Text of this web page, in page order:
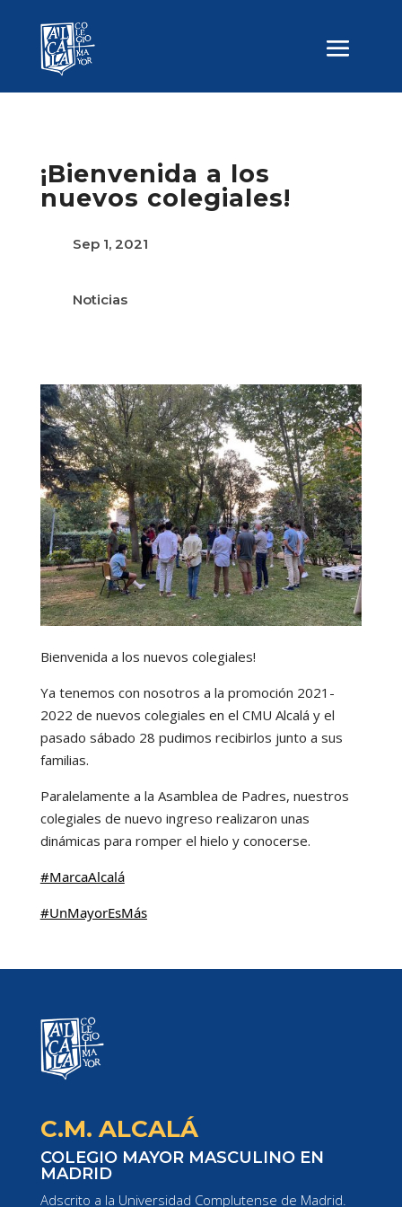
¡Bienvenida a los
nuevos colegiales!
Sep 1, 2021
Noticias
Bienvenida a los nuevos colegiales!
Ya tenemos con nosotros a la promoción 2021-
2022 de nuevos colegiales en el CMU Alcalá y el
pasado sábado 28 pudimos recibirlos junto a sus
familias.
Paralelamente a la Asamblea de Padres, nuestros
colegiales de nuevo ingreso realizaron unas
dinámicas para romper el hielo y conocerse.
#MarcaAlcalá
#UnMayorEsMás
C.M. ALCALÁ
COLEGIO MAYOR MASCULINO EN
MADRID
Adscrito a la Universidad Complutense de Madrid.